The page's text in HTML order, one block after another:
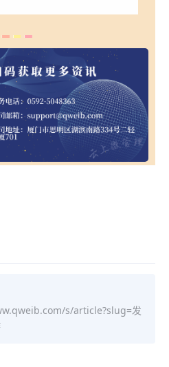
s/article?slug=发